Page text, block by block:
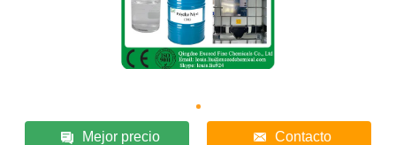
Mejor precio Contacto